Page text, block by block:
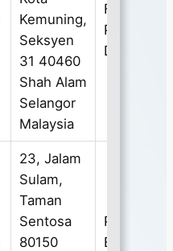
Kemuning,
Seksyen
31 40460
Shah Alam
Selangor
Malaysia
FACE
DEVICES
23, Jalam
Sulam,
Taman
Sentosa
80150
EYE